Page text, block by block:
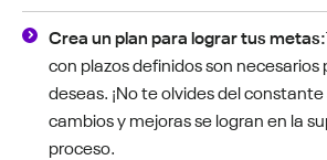
Crea un plan para lograr tus metas:
con plazos definidos son necesarios
deseas. ¡No te olvides del
cambios y mejoras se logran en la
proceso.